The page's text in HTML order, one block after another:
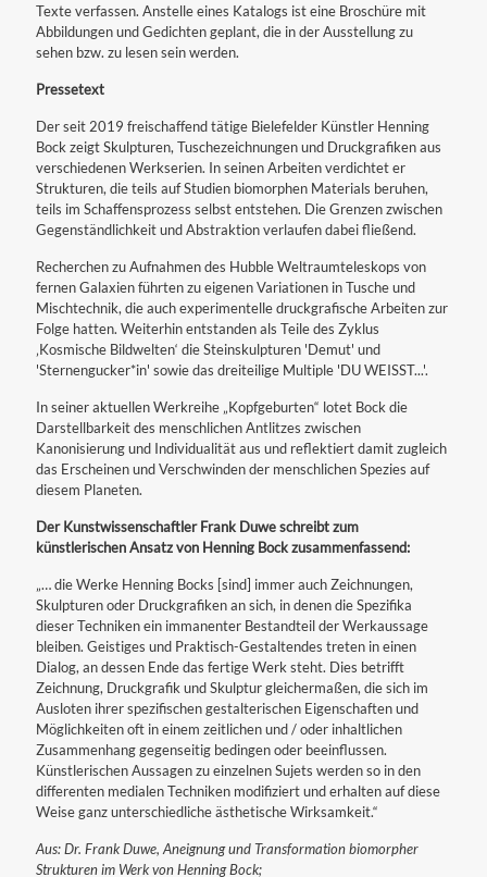
Texte verfassen. Anstelle eines Katalogs ist eine Broschüre mit
Abbildungen und Gedichten geplant, die in der Ausstellung zu
sehen bzw. zu lesen sein werden.
Pressetext
Der seit 2019 freischaffend tätige Bielefelder Künstler Henning
Bock zeigt Skulpturen, Tuschezeichnungen und Druckgrafiken aus
verschiedenen Werkserien. In seinen Arbeiten verdichtet er
Strukturen, die teils auf Studien biomorphen Materials beruhen,
teils im Schaffensprozess selbst entstehen. Die Grenzen zwischen
Gegenständlichkeit und Abstraktion verlaufen dabei fließend.
Recherchen zu Aufnahmen des Hubble Weltraumteleskops von
fernen Galaxien führten zu eigenen Variationen in Tusche und
Mischtechnik, die auch experimentelle druckgrafische Arbeiten zur
Folge hatten. Weiterhin entstanden als Teile des Zyklus
‚Kosmische Bildwelten‘ die Steinskulpturen 'Demut' und
'Sternengucker*in' sowie das dreiteilige Multiple 'DU WEISST...'.
In seiner aktuellen Werkreihe „Kopfgeburten“ lotet Bock die
Darstellbarkeit des menschlichen Antlitzes zwischen
Kanonisierung und Individualität aus und reflektiert damit zugleich
das Erscheinen und Verschwinden der menschlichen Spezies auf
diesem Planeten.
Der Kunstwissenschaftler Frank Duwe schreibt zum
künstlerischen Ansatz von Henning Bock zusammenfassend:
„… die Werke Henning Bocks [sind] immer auch Zeichnungen,
Skulpturen oder Druckgrafiken an sich, in denen die Spezifika
dieser Techniken ein immanenter Bestandteil der Werkaussage
bleiben. Geistiges und Praktisch-Gestaltendes treten in einen
Dialog, an dessen Ende das fertige Werk steht. Dies betrifft
Zeichnung, Druckgrafik und Skulptur gleichermaßen, die sich im
Ausloten ihrer spezifischen gestalterischen Eigenschaften und
Möglichkeiten oft in einem zeitlichen und / oder inhaltlichen
Zusammenhang gegenseitig bedingen oder beeinflussen.
Künstlerischen Aussagen zu einzelnen Sujets werden so in den
differenten medialen Techniken modifiziert und erhalten auf diese
Weise ganz unterschiedliche ästhetische Wirksamkeit.“
Aus: Dr. Frank Duwe, Aneignung und Transformation biomorpher
Strukturen im Werk von Henning Bock;